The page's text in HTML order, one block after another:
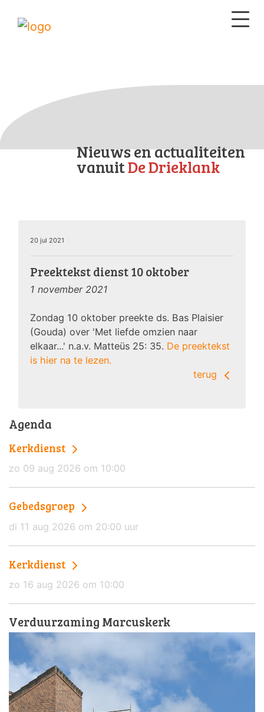
Nieuws en actualiteiten
vanuitDe Drieklank
20 jul 2021
Preektekst dienst 10 oktober
1 november 2021
Zondag 10 oktober preekte ds. Bas Plaisier
(Gouda) over 'Met liefde omzien naar
elkaar...' n.a.v. Matteüs 25: 35. De preektekst
is hier na te lezen.
terug
Agenda
Kerkdienst
zo 09 aug 2026 om 10:00
Gebedsgroep
di 11 aug 2026 om 20:00 uur
Kerkdienst
zo 16 aug 2026 om 10:00
Verduurzaming Marcuskerk